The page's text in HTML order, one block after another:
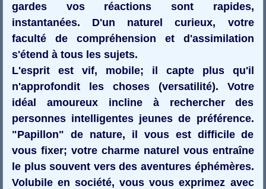
gardes vos réactions sont rapides,
instantanées. D'un naturel curieux, votre
faculté de compréhension et d'assimilation
s'étend à tous les sujets.
L'esprit est vif, mobile; il capte plus qu'il
n'approfondit les choses (versatilité). Votre
idéal amoureux incline à rechercher des
personnes intelligentes jeunes de préférence.
"Papillon" de nature, il vous est difficile de
vous fixer; votre charme naturel vous entraîne
le plus souvent vers des aventures éphémères.
Volubile en société, vous vous exprimez avec